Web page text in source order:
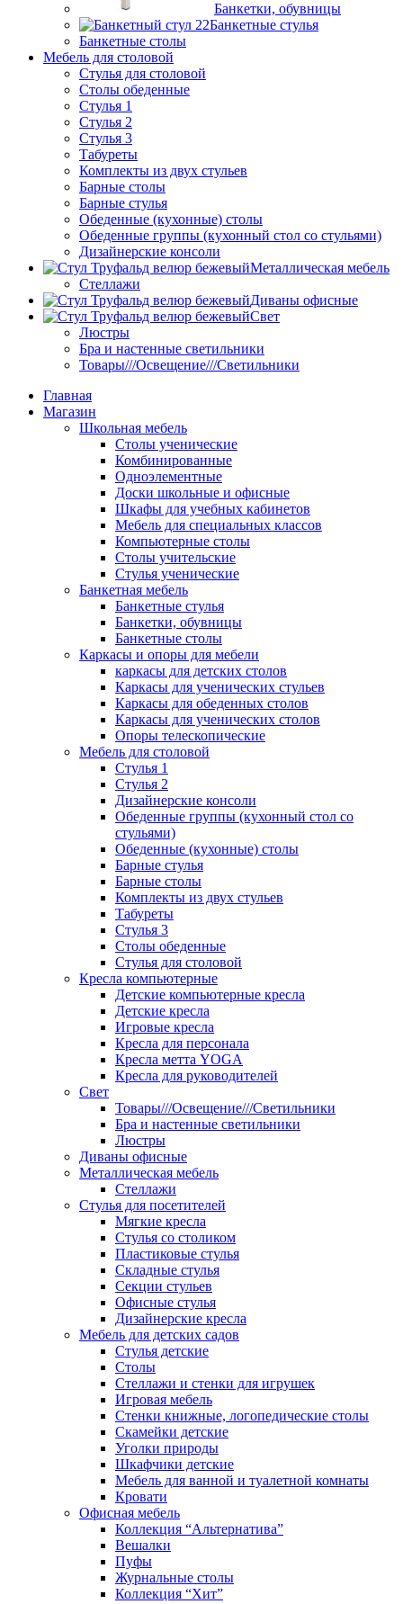
Банкетки, обувницы
Банкетные стулья
Банкетные столы
Мебель для столовой
Стулья для столовой
Столы обеденные
Стулья 1
Стулья 2
Стулья 3
Табуреты
Комплекты из двух стульев
Барные столы
Барные стулья
Обеденные (кухонные) столы
Обеденные группы (кухонный стол со стульями)
Дизайнерские консоли
Металлическая мебель
Стеллажи
Диваны офисные
Свет
Люстры
Бра и настенные светильники
Товары///Освещение///Светильники
Главная
Магазин
Школьная мебель
Столы ученические
Комбинированные
Одноэлементные
Доски школьные и офисные
Шкафы для учебных кабинетов
Мебель для специальных классов
Компьютерные столы
Столы учительские
Стулья ученические
Банкетная мебель
Банкетные стулья
Банкетки, обувницы
Банкетные столы
Каркасы и опоры для мебели
каркасы для детских столов
Каркасы для ученических стульев
Каркасы для обеденных столов
Каркасы для ученических столов
Опоры телескопические
Мебель для столовой
Стулья 1
Стулья 2
Дизайнерские консоли
Обеденные группы (кухонный стол со
стульями)
Обеденные (кухонные) столы
Барные стулья
Барные столы
Комплекты из двух стульев
Табуреты
Стулья 3
Столы обеденные
Стулья для столовой
Кресла компьютерные
Детские компьютерные кресла
Детские кресла
Игровые кресла
Кресла для персонала
Кресла метта YOGA
Кресла для руководителей
Свет
Товары///Освещение///Светильники
Бра и настенные светильники
Люстры
Диваны офисные
Металлическая мебель
Стеллажи
Стулья для посетителей
Мягкие кресла
Стулья со столиком
Пластиковые стулья
Складные стулья
Секции стульев
Офисные стулья
Дизайнерские кресла
Мебель для детских садов
Стулья детские
Столы
Стеллажи и стенки для игрушек
Игровая мебель
Стенки книжные, логопедические столы
Скамейки детские
Уголки природы
Шкафчики детские
Мебель для ванной и туалетной комнаты
Кровати
Офисная мебель
Коллекция “Альтернатива”
Вешалки
Пуфы
Журнальные столы
Коллекция “Хит”